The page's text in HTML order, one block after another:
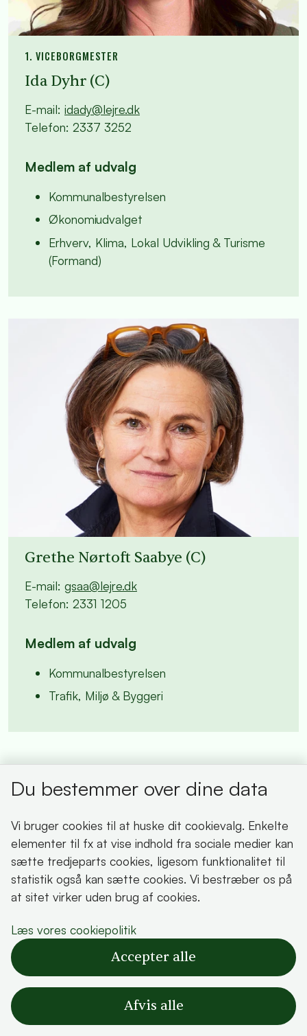
1. VICEBORGMESTER
Ida Dyhr (C)
E-mail: idady@lejre.dk
Telefon: 2337 3252
Medlem af udvalg
Kommunalbestyrelsen
Økonomiudvalget
Erhverv, Klima, Lokal Udvikling & Turisme
(Formand)
Grethe Nørtoft Saabye (C)
E-mail: gsaa@lejre.dk
Telefon: 2331 1205
Medlem af udvalg
Kommunalbestyrelsen
Trafik, Miljø & Byggeri
Dansk Folkeparti (O)
Du bestemmer over dine data
Vi bruger cookies til at huske dit cookievalg. Enkelte
elementer til fx at vise indhold fra sociale medier kan
sætte tredjeparts cookies, ligesom funktionalitet til
statistik også kan sætte cookies. Vi bestræber os på
at sitet virker uden brug af cookies.
Læs vores cookiepolitik
Accepter alle
Afvis alle